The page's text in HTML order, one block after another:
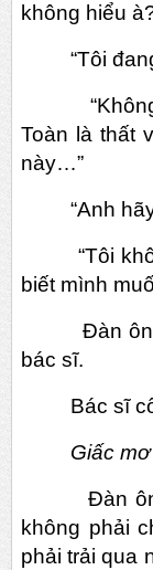
không hiểu
“Tôi đang
“Không!
Toàn là thất
này…”
“Anh hãy
“Tôi
biết mình
Đàn ông
bác sĩ.
Bác sĩ cố
Giấc
Đàn ông
không phải
phải trải qua